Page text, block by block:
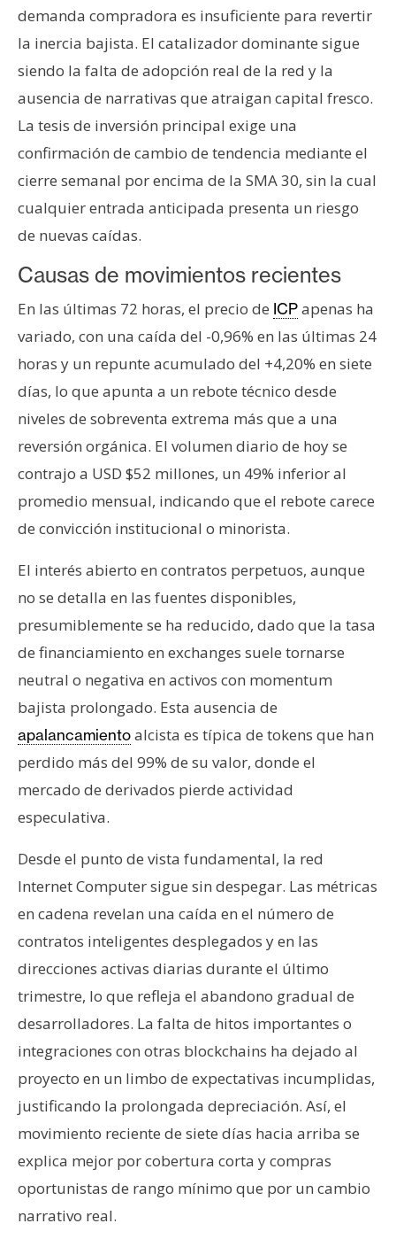
C
o
n
a
c
t
o
P
u
l
i
c
d
a
d
demanda compradora es insuficiente para revertir
la inercia bajista. El catalizador dominante sigue
siendo la falta de adopción real de la red y la
ausencia de narrativas que atraigan capital fresco.
La tesis de inversión principal exige una
confirmación de cambio de tendencia mediante el
cierre semanal por encima de la SMA 30, sin la cual
cualquier entrada anticipada presenta un riesgo
de nuevas caídas.
Causas de movimientos recientes
En las últimas 72 horas, el precio de ICPapenas ha
variado, con una caída del -0,96% en las últimas 24
horas y un repunte acumulado del +4,20% en siete
días, lo que apunta a un rebote técnico desde
niveles de sobreventa extrema más que a una
reversión orgánica. El volumen diario de hoy se
contrajo a USD $52 millones, un 49% inferior al
promedio mensual, indicando que el rebote carece
de convicción institucional o minorista.
El interés abierto en contratos perpetuos, aunque
no se detalla en las fuentes disponibles,
presumiblemente se ha reducido, dado que la tasa
de financiamiento en exchanges suele tornarse
neutral o negativa en activos con momentum
bajista prolongado. Esta ausencia de
apalancamientoalcista es típica de tokens que han
perdido más del 99% de su valor, donde el
mercado de derivados pierde actividad
especulativa.
Desde el punto de vista fundamental, la red
Internet Computer sigue sin despegar. Las métricas
en cadena revelan una caída en el número de
contratos inteligentes desplegados y en las
direcciones activas diarias durante el último
trimestre, lo que refleja el abandono gradual de
desarrolladores. La falta de hitos importantes o
integraciones con otras blockchains ha dejado al
proyecto en un limbo de expectativas incumplidas,
justificando la prolongada depreciación. Así, el
movimiento reciente de siete días hacia arriba se
explica mejor por cobertura corta y compras
oportunistas de rango mínimo que por un cambio
narrativo real.